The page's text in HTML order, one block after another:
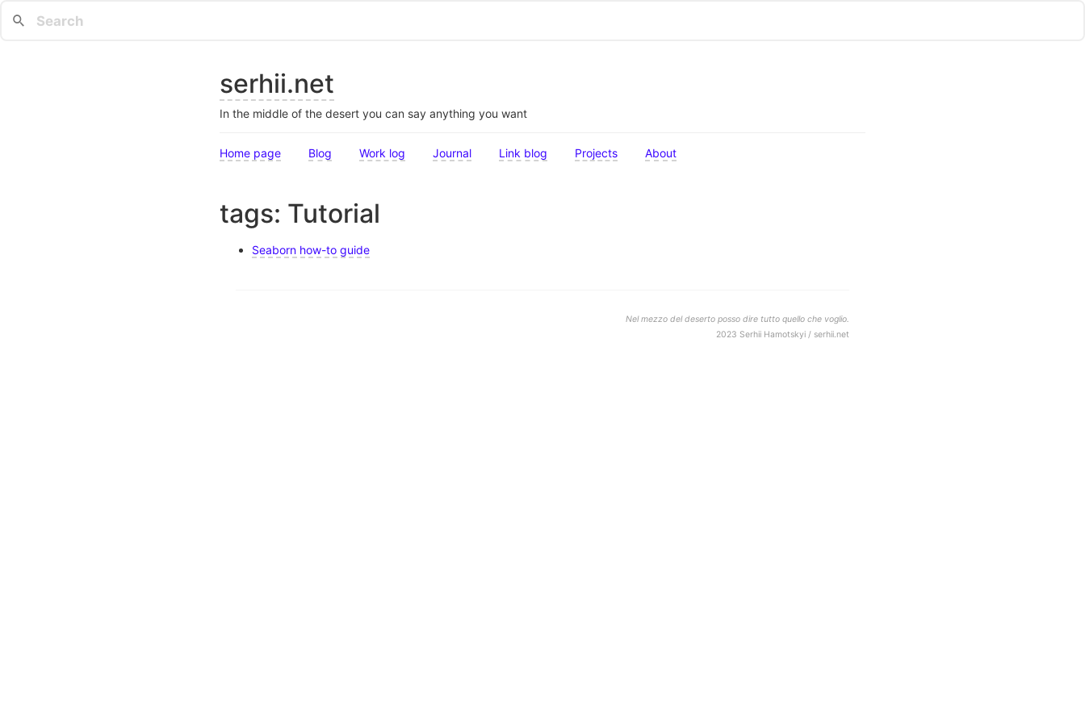
serhii.net
In the middle of the desert you can say anything you want
Home page Blog Work log Journal Link blog Projects About
tags: Tutorial
Seaborn how-to guide
Nel mezzo del deserto posso dire tutto quello che voglio.
2023 Serhii Hamotskyi / serhii.net